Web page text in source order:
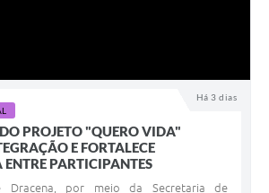
Há 3 dias
PROJETO "QUERO VIDA"
E FORTALECE
PARTICIPANTES
Dracena, por meio da Secretaria de